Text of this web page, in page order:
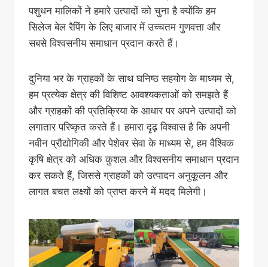
पशुधन मालिकों ने हमारे उत्पादों को चुना है क्योंकि हम
सिलेज बेल रैपिंग के लिए बाजार में उच्चतम गुणवत्ता और
सबसे विश्वसनीय समाधान प्रदान करते हैं।
दुनिया भर के ग्राहकों के साथ घनिष्ठ सहयोग के माध्यम से,
हम प्रत्येक क्षेत्र की विशिष्ट आवश्यकताओं को समझते हैं
और ग्राहकों की प्रतिक्रिया के आधार पर अपने उत्पादों को
लगातार परिष्कृत करते हैं। हमारा दृढ़ विश्वास है कि अपनी
नवीन प्रौद्योगिकी और पेशेवर सेवा के माध्यम से, हम वैश्विक
कृषि क्षेत्र को अधिक कुशल और विश्वसनीय समाधान प्रदान
कर सकते हैं, जिससे ग्राहकों को उत्पादन अनुकूलन और
लागत बचत लक्ष्यों को प्राप्त करने में मदद मिलेगी।